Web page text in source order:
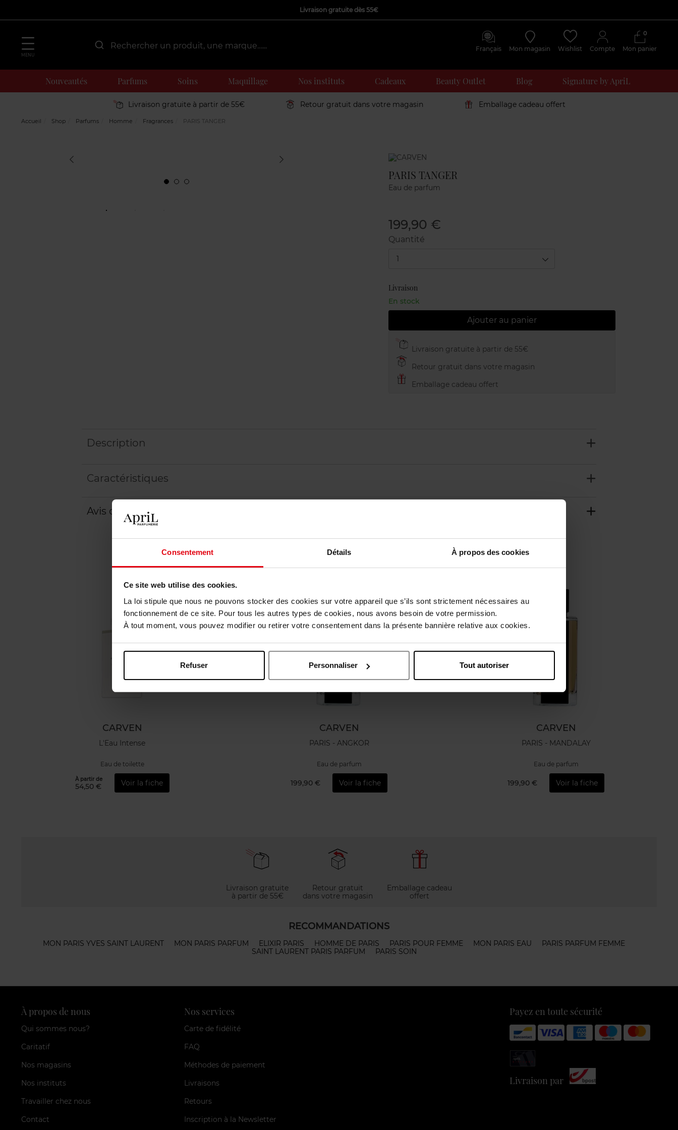
Consentement Détails À propos des cookies
Ce site web utilise des cookies.
La loi stipule que nous ne pouvons stocker des cookies sur votre appareil que s’ils sont strictement nécessaires au
fonctionnement de ce site. Pour tous les autres types de cookies, nous avons besoin de votre permission.
À tout moment, vous pouvez modifier ou retirer votre consentement dans la présente bannière relative aux cookies.
Refuser Personnaliser Tout autoriser
Livraison gratuite dès 55€
MENU
Français Mon magasin Wishlist Compte Mon panier
0
Nouveautés Parfums Soins Maquillage Nos instituts Cadeaux Beauty Outlet Blog Signature by ApriL
Livraison gratuite à partir de 55€ Retour gratuit dans votre magasin Emballage cadeau offert
Accueil Shop Parfums Homme Fragrances PARIS TANGER
Marque
PARIS TANGER
Eau de parfum
199,90 €
Quantité
1
Livraison
En stock
Ajouter au panier
Livraison gratuite à partir de 55€
Retour gratuit dans votre magasin
Emballage cadeau offert
Description
Caractéristiques
Avis client Politique relative aux avis des clients
Vous aimerez peut-être
CARVEN
L'Eau Intense
Eau de toilette
À partir de
54,50 € Voir la fiche
CARVEN
PARIS - ANGKOR
Eau de parfum
199,90 € Voir la fiche
CARVEN
PARIS - MANDALAY
Eau de parfum
199,90 € Voir la fiche
Livraison gratuite
à partir de 55€
Retour gratuit
dans votre magasin
Emballage cadeau
offert
RECOMMANDATIONS
MON PARIS YVES SAINT LAURENT MON PARIS PARFUM ELIXIR PARIS HOMME DE PARIS PARIS POUR FEMME MON PARIS EAU
PARIS PARFUM FEMME
SAINT LAURENT PARIS PARFUM
PARIS SOIN
À propos de nous
Qui sommes nous?
Caritatif
Nos magasins
Nos instituts
Travailler chez nous
Contact
Nos services
Carte de fidélité
FAQ
Méthodes de paiement
Livraisons
Retours
Inscription à la Newsletter
Payez en toute sécurité
Livraison par